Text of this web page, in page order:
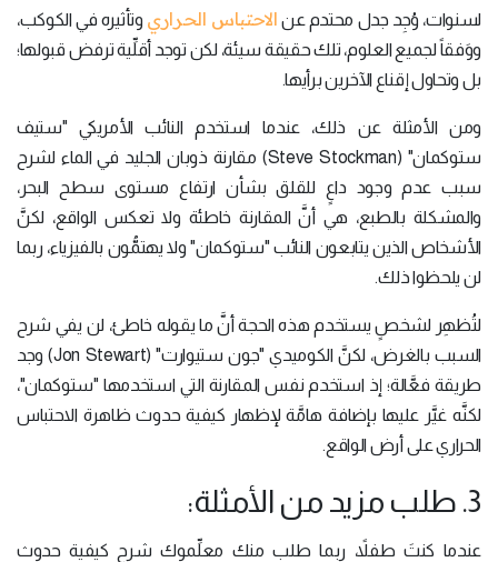
لسنوات، وُجِد جدل محتدم عن الاحتباس الحراري وتأثيره في الكوكب،
ووَفقاً لجميع العلوم، تلك حقيقة سيئة، لكن توجد أقلِّية ترفض قبولها؛
بل وتحاول إقناع الآخرين برأيها.
ومن الأمثلة عن ذلك، عندما استخدم النائب الأمريكي "ستيف
ستوكمان" (Steve Stockman) مقارنة ذوبان الجليد في الماء لشرح
سبب عدم وجود داعٍ للقلق بشأن ارتفاع مستوى سطح البحر،
والمشكلة بالطبع، هي أنَّ المقارنة خاطئة ولا تعكس الواقع، لكنَّ
الأشخاص الذين يتابعون النائب "ستوكمان" ولا يهتمُّون بالفيزياء، ربما
لن يلحظوا ذلك.
لتُظهِر لشخصٍ يستخدم هذه الحجة أنَّ ما يقوله خاطئ، لن يفي شرح
السبب بالغرض، لكنَّ الكوميدي "جون ستيوارت" (Jon Stewart) وجد
طريقة فعَّالة؛ إذ استخدم نفس المقارنة التي استخدمها "ستوكمان"،
لكنَّه غيَّر عليها بإضافة هامَّة لإظهار كيفية حدوث ظاهرة الاحتباس
الحراري على أرض الواقع.
3. طلب مزيد من الأمثلة:
عندما كنتَ طفلاً، ربما طلب منك معلِّموك شرح كيفية حدوث